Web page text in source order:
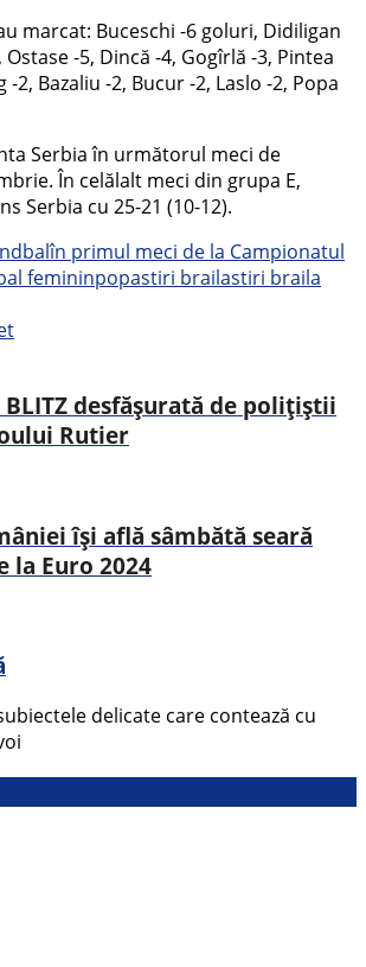
marcat: Buceschi -6 goluri, Didiligan
-5, Dincă -4, Gogîrlă -3, Pintea
-2, Bazaliu -2, Bucur -2, Laslo -2, Popa
Serbia în următorul meci de
În celălalt meci din grupa E,
Serbia cu 25-21 (10-12).
în primul meci de la Campionatul
femininpopastiri brailastiri braila
desfășurată de polițiștii
Rutier
își află sâmbătă seară
la Euro 2024
delicate care contează cu